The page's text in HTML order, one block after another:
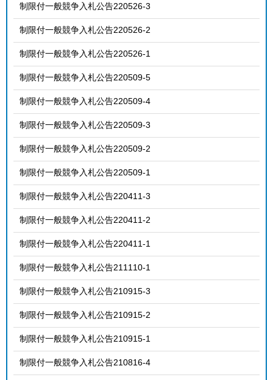
制限付一般競争入札公告220526-3
制限付一般競争入札公告220526-2
制限付一般競争入札公告220526-1
制限付一般競争入札公告220509-5
制限付一般競争入札公告220509-4
制限付一般競争入札公告220509-3
制限付一般競争入札公告220509-2
制限付一般競争入札公告220509-1
制限付一般競争入札公告220411-3
制限付一般競争入札公告220411-2
制限付一般競争入札公告220411-1
制限付一般競争入札公告211110-1
制限付一般競争入札公告210915-3
制限付一般競争入札公告210915-2
制限付一般競争入札公告210915-1
制限付一般競争入札公告210816-4